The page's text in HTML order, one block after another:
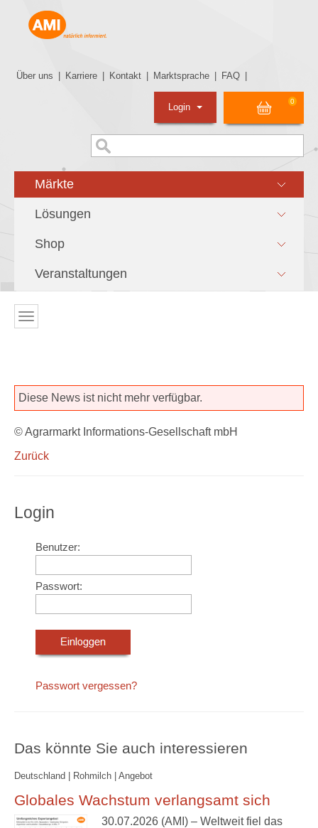
Über uns Karriere Kontakt Marktsprache FAQ
0
Login
Märkte
Lösungen
Shop
Veranstaltungen
Diese News ist nicht mehr verfügbar.
© Agrarmarkt Informations-Gesellschaft mbH
Zurück
Login
Benutzer:
Passwort:
Passwort vergessen?
Das könnte Sie auch interessieren
Deutschland | Rohmilch | Angebot
Globales Wachstum verlangsamt sich
30.07.2026 (AMI) – Weltweit fiel das